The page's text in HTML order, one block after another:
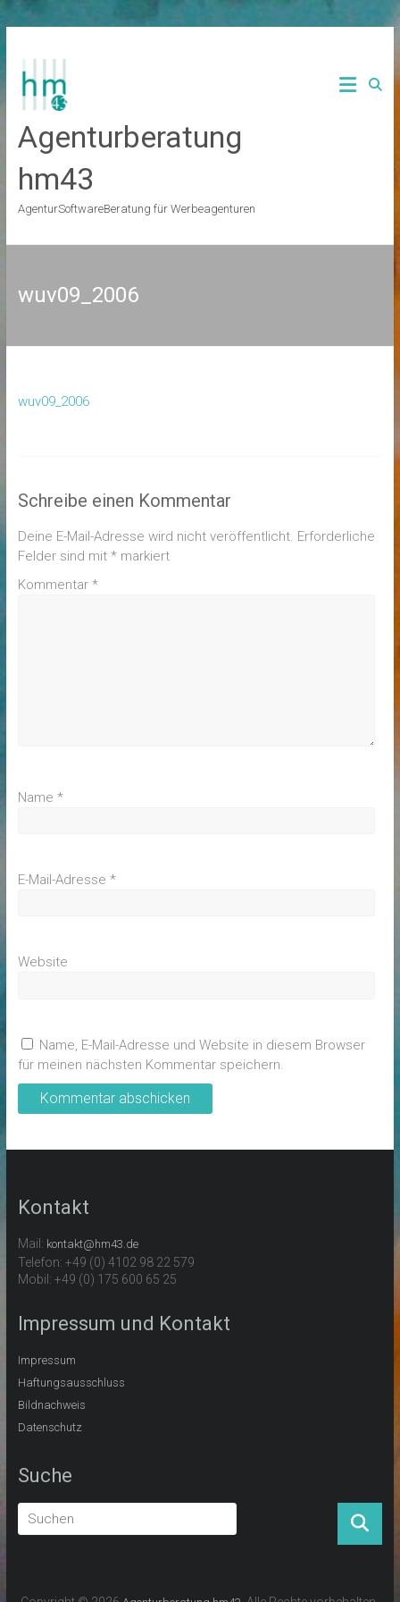
Inhalt
springen
Agenturberatung
hm43
AgenturSoftwareBeratung für Werbeagenturen
wuv09_2006
wuv09_2006
Schreibe einen Kommentar
Deine E-Mail-Adresse wird nicht veröffentlicht. Erforderliche
Felder sind mit *markiert
Kommentar *
Name *
E-Mail-Adresse *
Website
Name, E-Mail-Adresse und Website in diesem Browser
für meinen nächsten Kommentar speichern.
Kontakt
Mail: kontakt@hm43.de
Telefon: +49 (0) 4102 98 22 579
Mobil: +49 (0) 175 600 65 25
Impressum und Kontakt
Impressum
Haftungsausschluss
Bildnachweis
Datenschutz
Suche